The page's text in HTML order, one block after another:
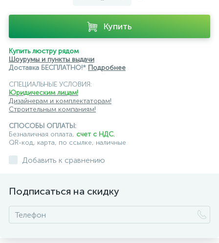
подвесные светильники Newport
подвесные светильники Odeon Light
подвесные светильники для кафе и ресторанов
подвесные светильники для лестниц
подвесные светильники над барной стойкой
подвесные светодиодные Kink Light
Купить
Купить люстру рядом
Шоурумы и пункты выдачи
Доставка БЕСПЛАТНО!* Подробнее
СПЕЦИАЛЬНЫЕ УСЛОВИЯ:
Юридическим лицам!
Дизайнерам и комплектаторам!
Строительным компаниям!
СПОСОБЫ ОПЛАТЫ:
Безналичная оплата, счет с НДС,
QR-код, карта, по ссылке, наличные
Добавить к сравнению
Подписаться на скидку